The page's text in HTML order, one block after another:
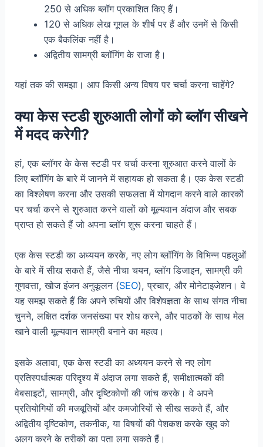
250 से अधिक ब्लॉग प्रकाशित किए हैं।
120 से अधिक लेख गूगल के शीर्ष पर हैं और उनमें से किसी
एक बैकलिंक नहीं है।
अद्वितीय सामग्री ब्लॉगिंग के राजा है।
यहां तक की समझा। आप किसी अन्य विषय पर चर्चा करना चाहेंगे?
क्या केस स्टडी शुरुआती लोगों को ब्लॉग सीखने
में मदद करेगी?
हां, एक ब्लॉगर के केस स्टडी पर चर्चा करना शुरुआत करने वालों के
लिए ब्लॉगिंग के बारे में जानने में सहायक हो सकता है। एक केस स्टडी
का विश्लेषण करना और उसकी सफलता में योगदान करने वाले कारकों
पर चर्चा करने से शुरुआत करने वालों को मूल्यवान अंदाज और सबक
प्राप्त हो सकते हैं जो अपना ब्लॉग शुरू करना चाहते हैं।
एक केस स्टडी का अध्ययन करके, नए लोग ब्लॉगिंग के विभिन्न पहलुओं
के बारे में सीख सकते हैं, जैसे नीचा चयन, ब्लॉग डिजाइन, सामग्री की
गुणवत्ता, खोज इंजन अनुकूलन (SEO), प्रचार, और मोनेटाइजेशन। वे
यह समझ सकते हैं कि अपने रुचियों और विशेषज्ञता के साथ संगत नीचा
चुनने, लक्षित दर्शक जनसंख्या पर शोध करने, और पाठकों के साथ मेल
खाने वाली मूल्यवान सामग्री बनाने का महत्व।
इसके अलावा, एक केस स्टडी का अध्ययन करने से नए लोग
प्रतिस्पर्धात्मक परिदृश्य में अंदाज लगा सकते हैं, समीक्षात्मकों की
वेबसाइटों, सामग्री, और दृष्टिकोणों की जांच करके। वे अपने
प्रतियोगियों की मजबूतियों और कमजोरियों से सीख सकते हैं, और
अद्वितीय दृष्टिकोण, तकनीक, या विषयों की पेशकश करके खुद को
अलग करने के तरीकों का पता लगा सकते हैं।